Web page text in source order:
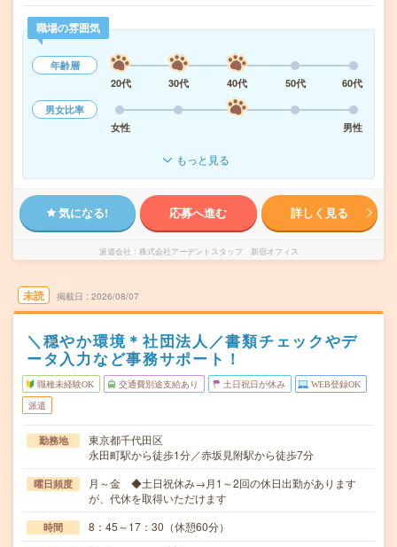
職場の雰囲気
年齢層
20代
30代 40代 50代
60代
男女比率
女性
男性
もっと見る
気になる! 応募へ進む 詳しく見る
派遣会社 株式会社アーデントスタッフ 新宿オフィス
未読 掲載日 2026/08/07
＼穏やか環境＊社団法人／書類チェックやデ
ータ入力など事務サポート！
職種未経験OK 交通費別途支給あり 土日祝日が休み WEB登録OK
派遣
勤務地
東京都千代田区
永田町駅から徒歩1分／赤坂見附駅から徒歩7分
曜日頻度
月～金 ◆土日祝休み→月1～2回の休日出勤があります
が、代休を取得いただけます
時間 8：45～17：30（休憩60分）